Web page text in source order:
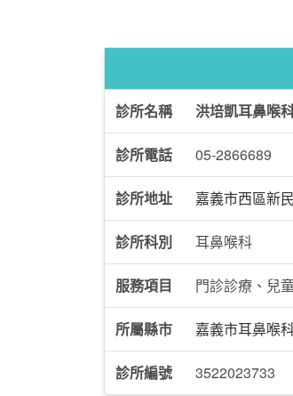
診所名稱 洪培凱耳鼻喉
診所電話 05-2866689
診所地址 嘉義市西區新
診所科別 耳鼻喉科
服務項目 門診診療、兒
所屬縣市 嘉義市耳鼻喉
診所編號 3522023733